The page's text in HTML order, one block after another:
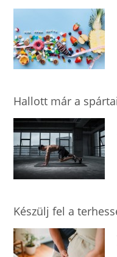
Hallott már a
Készülj fel a